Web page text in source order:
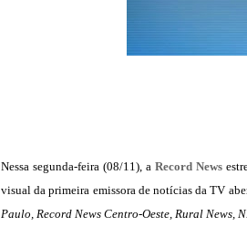
Nessa segunda-feira (08/11), a Record News
visual da primeira emissora de notícias da TV
Paulo, Record News Centro-Oeste, Rural News,